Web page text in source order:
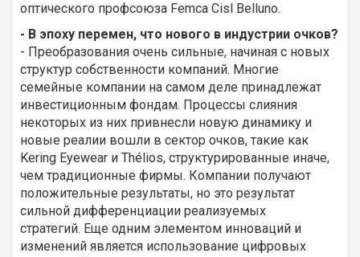
оптического профсоюза Femca Cisl Belluno.
- В эпоху перемен, что нового в индустрии очков?
- Преобразования очень сильные, начиная с новых
структур собственности компаний. Многие
семейные компании на самом деле принадлежат
инвестиционным фондам. Процессы слияния
некоторых из них привнесли новую динамику и
новые реалии вошли в сектор очков, такие как
Kering Eyewear и Thélios, структурированные иначе,
чем традиционные фирмы. Компании получают
положительные результаты, но это результат
сильной дифференциации реализуемых
стратегий. Еще одним элементом инноваций и
изменений является использование цифровых